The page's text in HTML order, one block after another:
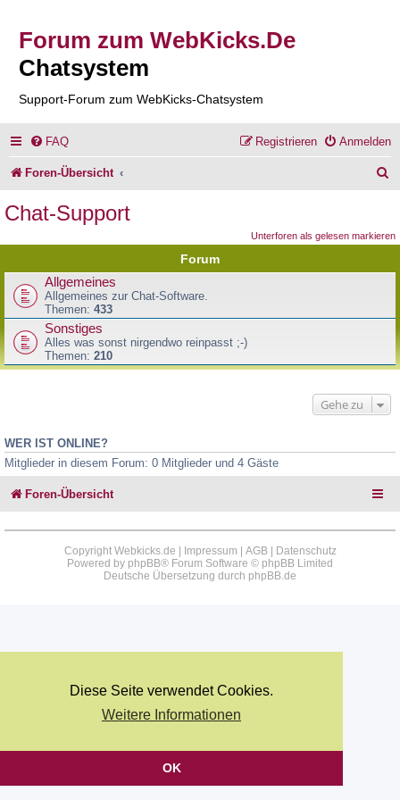
Diese Seite verwendet Cookies.
Weitere Informationen
OK
Forum zum WebKicks.De
Chatsystem
Support-Forum zum WebKicks-Chatsystem
FAQ Anmelden
Registrieren
Foren-Übersicht
e
Chat-Support
Unterforen als gelesen markieren
Forum
Allgemeines
Allgemeines zur Chat-Software.
Themen: 433
Sonstiges
Alles was sonst nirgendwo reinpasst ;-)
Themen: 210
Gehe zu
WER IST ONLINE?
Mitglieder in diesem Forum: 0 Mitglieder und 4 Gäste
Foren-Übersicht
Copyright Webkicks.de | Impressum AGB|
Datenschutz
Powered by phpBB® Forum Software © phpBB Limited
Deutsche Übersetzung durch phpBB.de